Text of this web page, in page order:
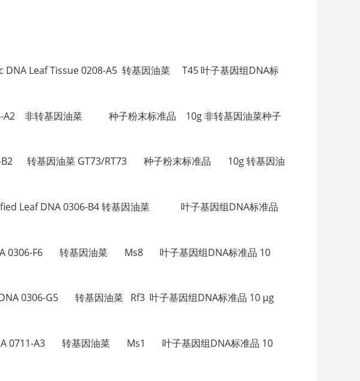
Leaf Tissue 0208-A5 转基因油菜 T45 叶子基因组DNA标
A2 非转基因油菜 种子粉末标准品 10g 非转基因油菜种子
B2 转基因油菜 GT73/RT73 种子粉末标准品 10g 转基因油
Leaf DNA 0306-B4 转基因油菜 叶子基因组DNA标准品
0306-F6 转基因油菜 Ms8 叶子基因组DNA标准品 10
0306-G5 转基因油菜 Rf3 叶子基因组DNA标准品 10 µg
0711-A3 转基因油菜 Ms1 叶子基因组DNA标准品 10